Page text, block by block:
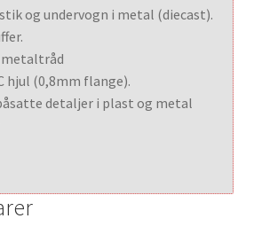
og undervogn i metal (diecast).
hjul (0,8mm flange).
detaljer i plast og metal